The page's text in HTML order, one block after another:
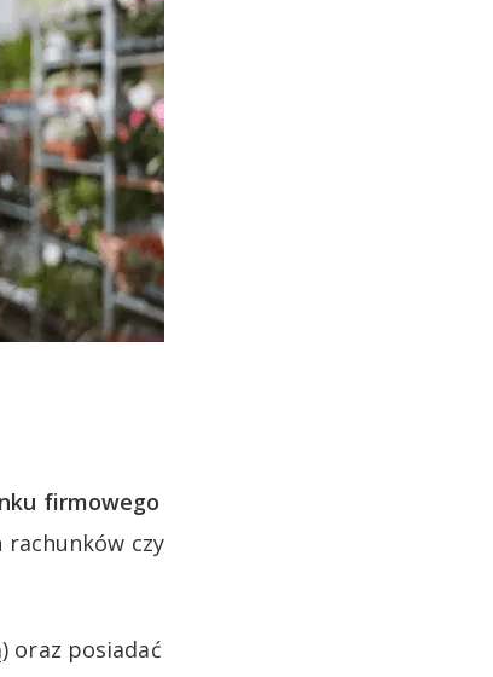
firmowego
rachunków czy
oraz posiadać